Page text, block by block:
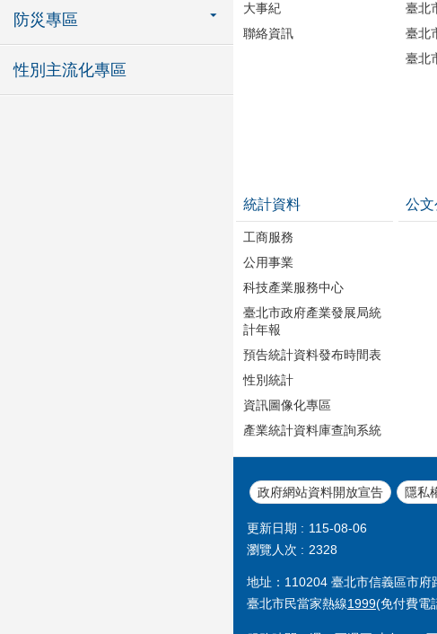
防災專區
性別主流化專區
大事紀
聯絡資訊
臺北
臺北
臺北
統計資料
工商服務
公用事業
科技產業服務中心
臺北市政府產業發展局統
計年報
預告統計資料發布時間表
性別統計
資訊圖像化專區
產業統計資料庫查詢系統
公文
政府網站資料開放宣告 隱私
更新日期
115-08-06
瀏覽人次
2328
地址：110204 臺北市信義區市
臺北市民當家熱線1999(免付費電